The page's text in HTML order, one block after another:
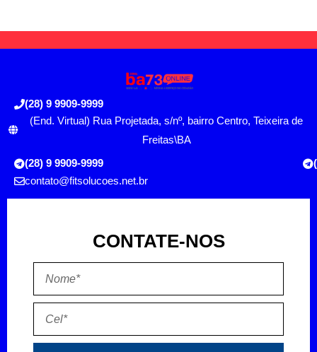
(28) 9 9909-9999
(End. Virtual) Rua Projetada, s/nº, bairro Centro, Teixeira de
Freitas\BA
(28) 9 9909-9999
contato@fitsolucoes.net.br
CONTATE-NOS